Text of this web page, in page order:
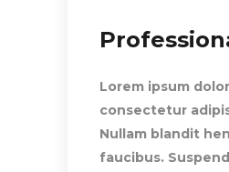
Lorem ipsum
consectetur
Nullam blandit
faucibus.